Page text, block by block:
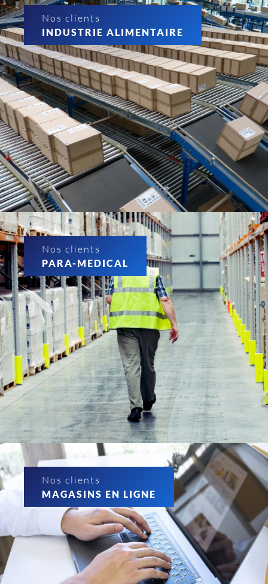
Nos clients
INDUSTRIE ALIMENTAIRE
Nos clients
PARA-MEDICAL
Nos clients
MAGASINS EN LIGNE